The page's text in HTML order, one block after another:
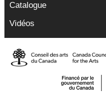
Catalogue
Vidéos